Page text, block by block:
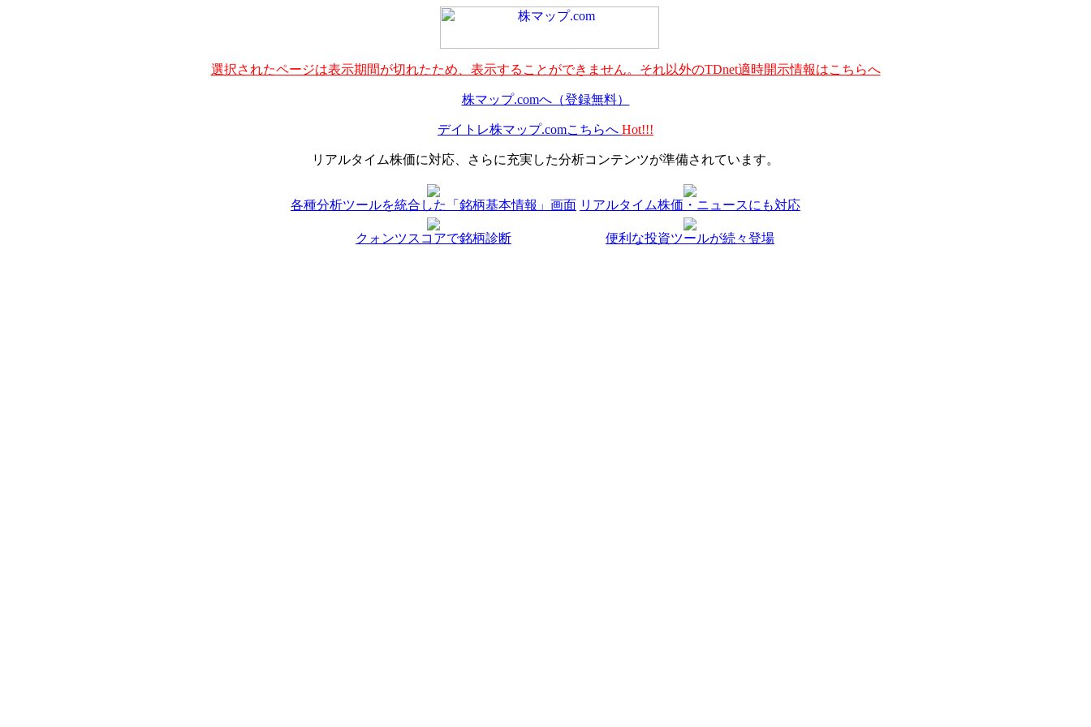
選択されたページは表示期間が切れたため、表示することができません。それ以外のTDnet適時開示情報はこちらへ
株マップ.comへ（登録無料）
デイトレ株マップ.comこちらへ Hot!!!
リアルタイム株価に対応、さらに充実した分析コンテンツが準備されています。
各種分析ツールを統合した「銘柄基本情報」画面 リアルタイム株価・ニュースにも対応
クォンツスコアで銘柄診断 便利な投資ツールが続々登場